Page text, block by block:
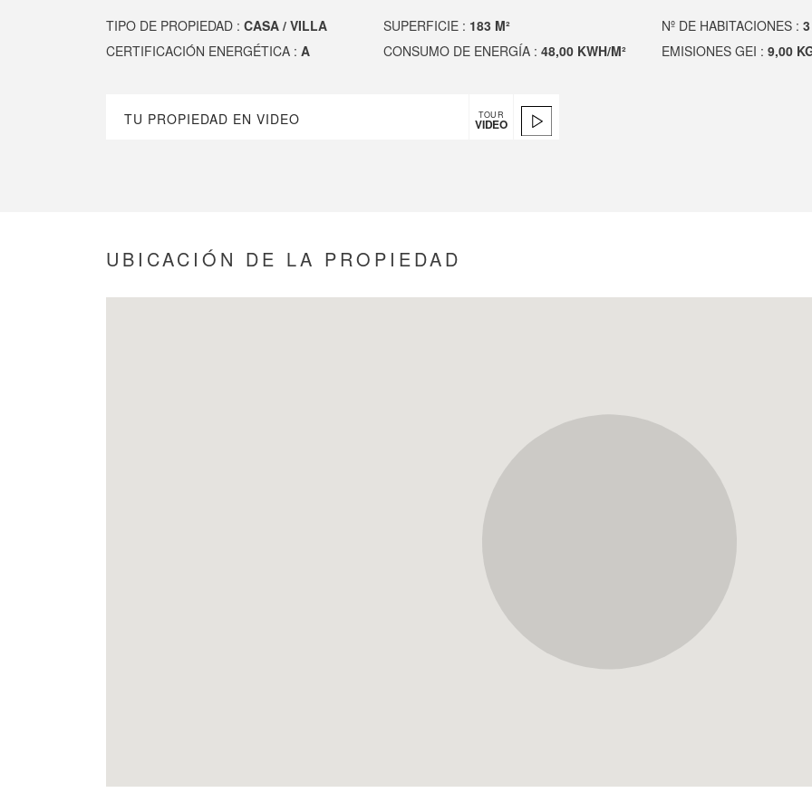
TIPO DE PROPIEDAD : CASA / VILLA SUPERFICIE : 183 M² Nº DE HABITACIONES : 3
CERTIFICACIÓN ENERGÉTICA : A CONSUMO DE ENERGÍA :48,00 KWH/M² EMISIONES GEI : 9,00
TU PROPIEDAD EN VIDEO TOUR
VIDEO
UBICACIÓN DE LA PROPIEDAD